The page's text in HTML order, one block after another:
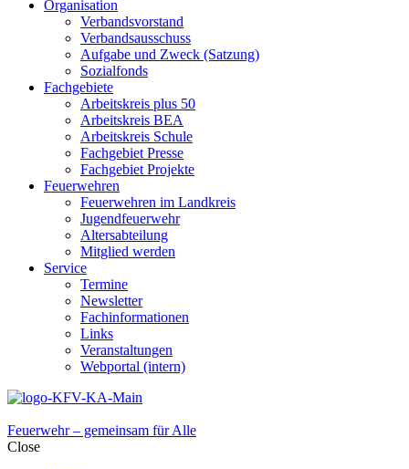
Organisation
Verbandsvorstand
Verbandsausschuss
Aufgabe und Zweck (Satzung)
Sozialfonds
Fachgebiete
Arbeitskreis plus 50
Arbeitskreis BEA
Arbeitskreis Schule
Fachgebiet Presse
Fachgebiet Projekte
Feuerwehren
Feuerwehren im Landkreis
Jugendfeuerwehr
Altersabteilung
Mitglied werden
Service
Termine
Newsletter
Fachinformationen
Links
Veranstaltungen
Webportal (intern)
Feuerwehr – gemeinsam für Alle
Close